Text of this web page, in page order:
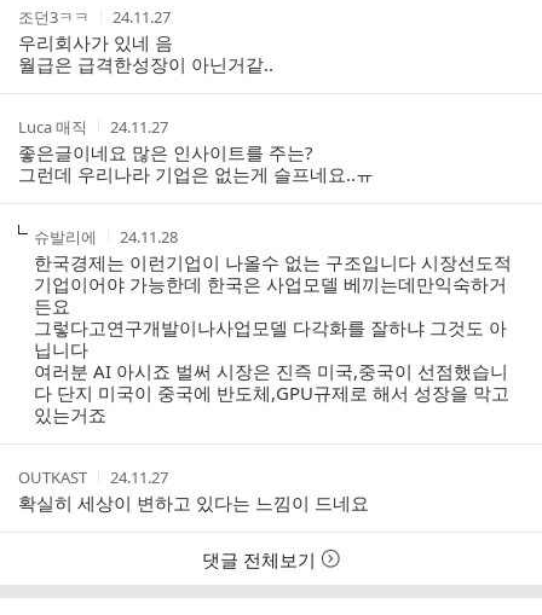
작
성
자
조던3ㅋㅋ
작
성
시
간
24.11.27
우리회사가 있네 음
월급은 급격한성장이 아닌거같..
작
성
자
Luca 매직
작
성
시
간
24.11.27
좋은글이네요 많은 인사이트를 주는?
그런데 우리나라 기업은 없는게 슬프네요..ㅠ
작
성
자
슈발리에
작
성
시
간
24.11.28
한국경제는 이런기업이 나올수 없는 구조입니다 시장선도적
기업이어야 가능한데 한국은 사업모델 베끼는데만익숙하거
든요
그렇다고연구개발이나사업모델 다각화를 잘하냐 그것도 아
닙니다
여러분 AI 아시죠 벌써 시장은 진즉 미국,중국이 선점했습니
다 단지 미국이 중국에 반도체,GPU규제로 해서 성장을 막고
있는거죠
작
성
자
OUTKAST
작
성
시
간
24.11.27
확실히 세상이 변하고 있다는 느낌이 드네요
댓글 전체보기